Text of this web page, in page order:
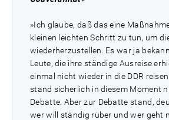
»Ich glaube, daß das eine
kleinen leichten Schritt zu tun, um
wiederherzustellen. Es war ja
Leute, die ihre ständige Ausreise
einmal nicht wieder in die DDR
stand sicherlich in diesem Moment
Debatte. Aber zur Debatte stand,
wer will ständig rüber und wer geht